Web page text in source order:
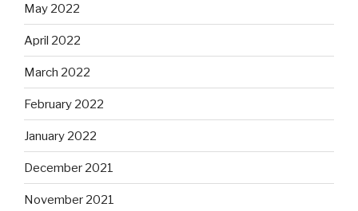
May 2022
April 2022
March 2022
February 2022
January 2022
December 2021
November 2021